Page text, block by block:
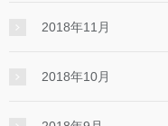
2018年11月
2018年10月